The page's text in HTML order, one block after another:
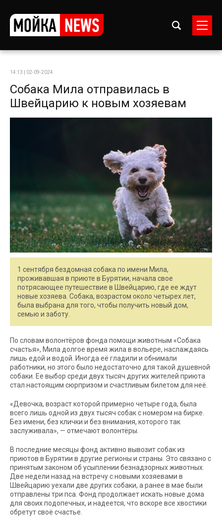
14:13 | 02-09-2024
Собака Мила отправилась в
Швейцарию к новым хозяевам
1 сентября бездомная собака по имени Мила,
проживавшая в приюте в Бурятии, начала свое
потрясающее путешествие в Швейцарию, где ее ждут
новые хозяева. Собака, возрастом около четырех лет,
была выбрана для того, чтобы получить новый дом,
семью и заботу.
По словам волонтёров фонда помощи животным «Собака
счастья», Мила долгое время жила в вольере, наслаждаясь
лишь едой и водой. Иногда её гладили и обнимали
работники, но этого было недостаточно для такой душевной
собаки. Ее выбор среди двух тысяч других жителей приюта
стал настоящим сюрпризом и счастливым билетом для неё.
«Девочка, возраст которой примерно четыре года, была
всего лишь одной из двух тысяч собак с номером на бирке.
Без имени, без клички и без внимания, которого так
заслуживала», — отмечают волонтёры.
В последние месяцы фонд активно вывозит собак из
приютов в Бурятии в другие регионы и страны. Это связано с
принятым законом об усыплении безнадзорных животных.
Две недели назад на встречу с новыми хозяевами в
Швейцарию уехали две других собаки, а ранее в мае были
отправлены три пса. Фонд продолжает искать новые дома
для своих подопечных, и надеется, что вскоре все хвостики
обретут своё счастье.